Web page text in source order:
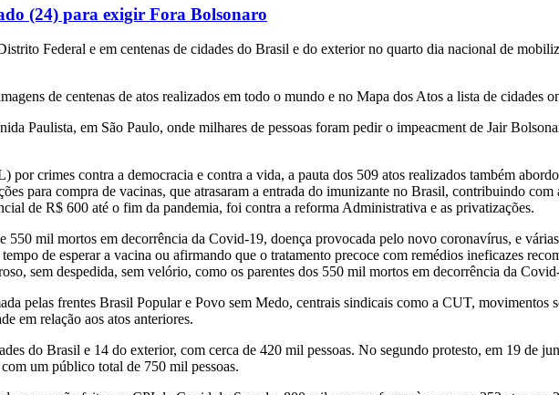
(24) para exigir Fora Bolsonaro
Federal e em centenas de cidades do Brasil e do exterior no quarto dia nacional de
de centenas de atos realizados em todo o mundo e no Mapa dos Atos a lista de cidades
Paulista, em São Paulo, onde milhares de pessoas foram pedir o impeacment de Jair
crimes contra a democracia e contra a vida, a pauta dos 509 atos realizados também
para compra de vacinas, que atrasaram a entrada do imunizante no Brasil, contribuindo
de R$ 600 até o fim da pandemia, foi contra a reforma Administrativa e as privatizações.
550 mil mortos em decorrência da Covid-19, doença provocada pelo novo coronavírus, e
de esperar a vacina ou afirmando que o tratamento precoce com remédios ineficazes
sem despedida, sem velório, como os parentes dos 550 mil mortos em decorrência da
pelas frentes Brasil Popular e Povo sem Medo, centrais sindicais como a CUT, movimentos
em relação aos atos anteriores.
do Brasil e 14 do exterior, com cerca de 420 mil pessoas. No segundo protesto, em 19 de
um público total de 750 mil pessoas.